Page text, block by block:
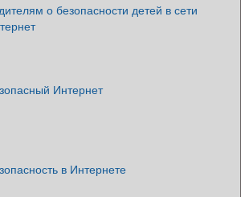
о безопасности детей в сети
Интернет
в Интернете